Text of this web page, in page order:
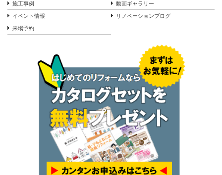
施工事例 動画ギャラリー
イベント情報 リノベーションブログ
来場予約